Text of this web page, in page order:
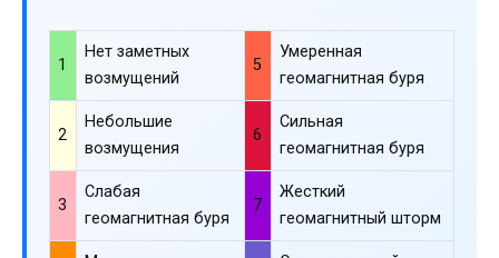
1
Нет заметных
возмущений
5
Умеренная
геомагнитная буря
2
Небольшие
возмущения
6
Сильная
геомагнитная буря
3
Слабая
геомагнитная буря
7
Жесткий
геомагнитный шторм